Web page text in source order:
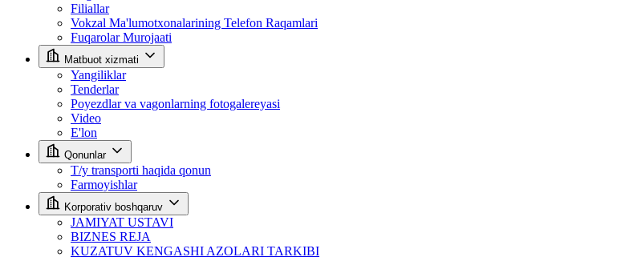
Filiallar
Vokzal Ma'lumotxonalarining Telefon Raqamlari
Fuqarolar Murojaati
Matbuot xizmati
Yangiliklar
Tenderlar
Poyezdlar va vagonlarning fotogalereyasi
Video
E'lon
Qonunlar
T/y transporti haqida qonun
Farmoyishlar
Korporativ boshqaruv
JAMIYAT USTAVI
BIZNES REJA
KUZATUV KENGASHI AZOLARI TARKIBI